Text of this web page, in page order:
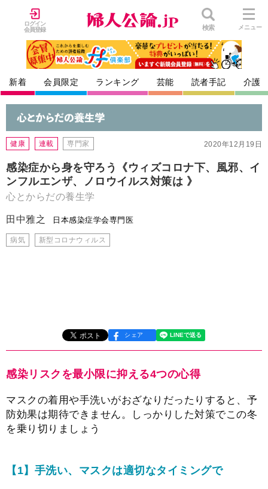
ログイン
会員登録
検索 メニュー
新着 会員限定 ランキング 芸能 読者手記 介護
2020年12月19日
健康 連載 専門家
感染症から身を守ろう《ウィズコロナ下、風邪、イ
ンフルエンザ、ノロウイルス対策は 》
心とからだの養生学
田中雅之 日本感染症学会専門医
病気 新型コロナウィルス
シェア
感染リスクを最小限に抑える4つの心得
マスクの着用や手洗いがおざなりだったりすると、予
防効果は期待できません。しっかりした対策でこの冬
を乗り切りましょう
【1】手洗い、マスクは適切なタイミングで